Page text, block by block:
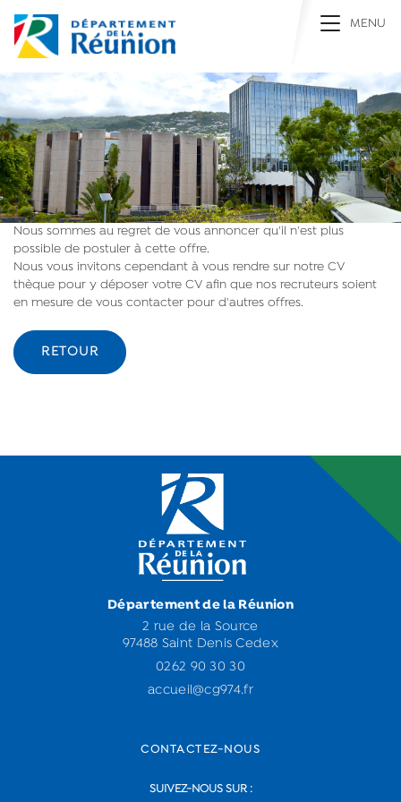
Toggle
MENU
Nous sommes au regret de vous annoncer qu'il n'est plus
possible de postuler à cette offre.
Nous vous invitons cependant à vous rendre sur notre CV
thèque pour y déposer votre CV afin que nos recruteurs soient
en mesure de vous contacter pour d'autres offres.
RETOUR
Département de la Réunion
2 rue de la Source
97488 Saint Denis Cedex
0262 90 30 30
accueil@cg974.fr
CONTACTEZ-NOUS
SUIVEZ-NOUS SUR :